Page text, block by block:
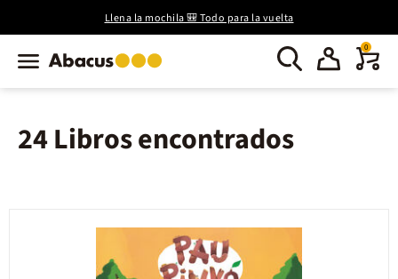
Llena la mochila 🎒 Todo para la vuelta
0
24 Libros encontrados